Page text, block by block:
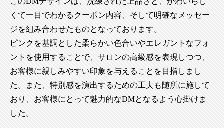
くて一目でわかるクーポン内容、そして明確なメッセー
ジを組み合わせたものとなっております。
ピンクを基調とした柔らかい色合いやエレガントなフォ
ントを使用することで、サロンの高級感を表現しつつ、
お客様に親しみやすい印象を与えることを目指しまし
た。また、特別感を演出するための工夫も随所に施して
おり、お客様にとって魅力的なDMとなるよう心掛けま
した。